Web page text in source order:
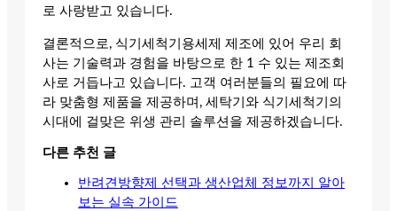
로 사랑받고 있습니다.
결론적으로, 식기세척기용세제 제조에 있어 우리 회
사는 기술력과 경험을 바탕으로 한 1 수 있는 제조회
사로 거듭나고 있습니다. 고객 여러분들의 필요에 따
라 맞춤형 제품을 제공하며, 세탁기와 식기세척기의
시대에 걸맞은 위생 관리 솔루션을 제공하겠습니다.
다른 추천 글
반려견방향제 선택과 생산업체 정보까지 알아
보는 실속 가이드